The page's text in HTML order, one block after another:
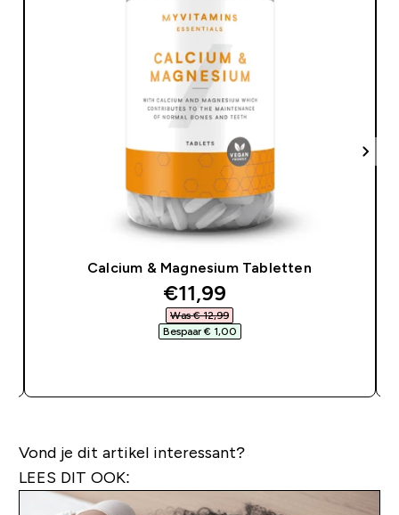
Calcium & Magnesium Tabletten
discounted price
€11,99‎
Was € 12,99‎
Bespaar € 1,00‎
Vond je dit artikel interessant?
LEES DIT OOK: